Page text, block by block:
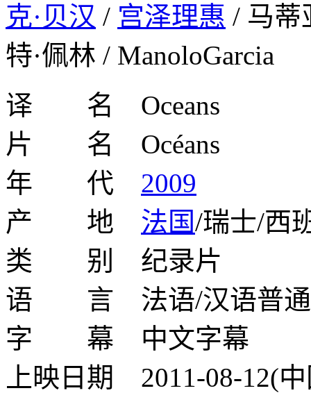
克·贝汉 / 宫泽理惠 / 马蒂
特·佩林 / ManoloGarcia
译 名 Oceans
片 名 Océans
年 代 2009
产 地 法国/瑞士/西
类 别 纪录片
语 言 法语/汉语普通
字 幕 中文字幕
上映日期 2011-08-12(